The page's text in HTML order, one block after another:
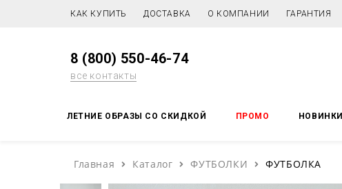
КАК КУПИТЬ ДОСТАВКА О КОМПАНИИ ГАРАНТИЯ
8 (800) 550-46-74
все контакты
ЛЕТНИЕ ОБРАЗЫ СО СКИДКОЙ ПРОМО НОВИНКИ
Главная Каталог ФУТБОЛКИ ФУТБОЛКА